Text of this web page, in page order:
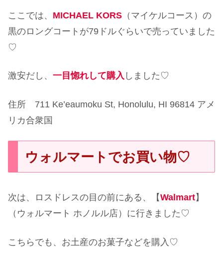
ここでは、 MICHAEL KORS （マイケルコース）の
黒のロングコートが79ドルぐらいで売っていました
♡
激安だし、 一目惚れして購入 しました♡
住所 711 Ke’eaumoku St, Honolulu, HI 96814 アメ
リカ合衆国
ウォルマートでお買い物♡
次は、ロスドレスの目の前にある、【Walmart】
（ウォルマート ホノルル店）に行きました♡
こちらでも、お土産のお菓子などを購入♡